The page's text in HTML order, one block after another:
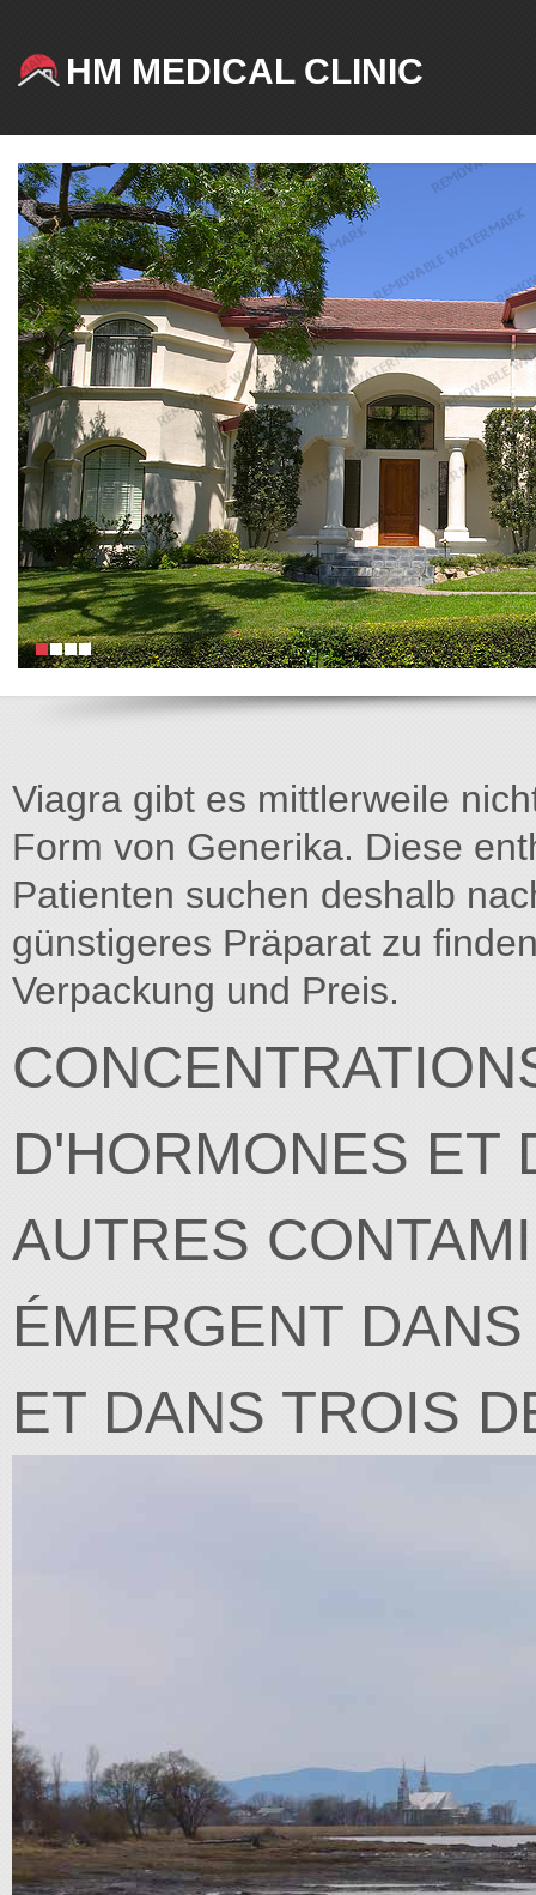
HM MEDICAL CLINIC
Viagra gibt es mittlerweile
Form von Generika. Diese
Patienten suchen deshalb
günstigeres Präparat zu
Verpackung und Preis.
D'HORMONES ET
AUTRES
ÉMERGENT
ET DANS TROIS